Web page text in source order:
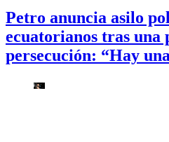
Petro anuncia asilo
ecuatorianos tras una
persecución: “Hay